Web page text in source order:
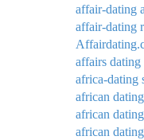
affair-dating
affair-dating
affairs dating
africa-dating
african
african
african